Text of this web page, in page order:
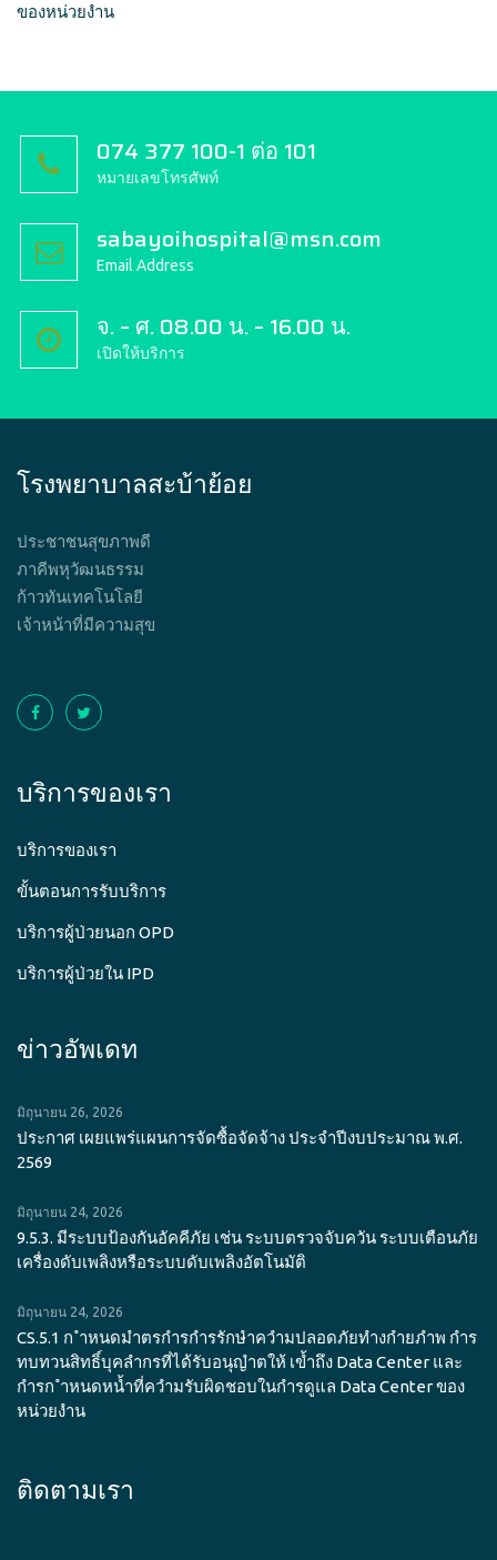
ของหน่วยงำน
074 377 100-1 ต่อ 101
หมายเลขโทรศัพท์
sabayoihospital@msn.com
Email Address
จ. – ศ. 08.00 น. – 16.00 น.
เปิดให้บริการ
โรงพยาบาลสะบ้าย้อย
ประชาชนสุขภาพดี
ภาคีพหุวัฒนธรรม
ก้าวทันเทคโนโลยี
เจ้าหน้าที่มีความสุข
บริการของเรา
บริการของเรา
ขั้นตอนการรับบริการ
บริการผู้ป่วยนอก OPD
บริการผู้ป่วยใน IPD
ข่าวอัพเดท
มิถุนายน 26, 2026
ประกาศ เผยแพร่แผนการจัดซื้อจัดจ้าง ประจำปีงบประมาณ พ.ศ.
2569
มิถุนายน 24, 2026
9.5.3. มีระบบป้องกันอัคคีภัย เช่น ระบบตรวจจับควัน ระบบเตือนภัย
เครื่องดับเพลิงหรือระบบดับเพลิงอัตโนมัติ
มิถุนายน 24, 2026
CS.5.1 ก ำหนดมำตรกำรกำรรักษำควำมปลอดภัยทำงกำยภำพ กำร
ทบทวนสิทธิ์บุคลำกรที่ได้รับอนุญำตให้ เข้ำถึง Data Center และ
กำรก ำหนดหน้ำที่ควำมรับผิดชอบในกำรดูแล Data Center ของ
หน่วยงำน
ติดตามเรา